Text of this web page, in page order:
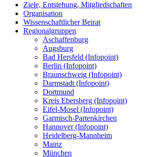
Ziele, Entstehung, Mitgliedschaften
Organisation
Wissenschaftlicher Beirat
Regionalgruppen
Aschaffenburg
Augsburg
Bad Hersfeld (Infopoint)
Berlin (Infopoint)
Braunschweig (Infopoint)
Darmstadt (Infopoint)
Dortmund
Kreis Ebersberg (Infopoint)
Eifel-Mosel (Infopoint)
Garmisch-Partenkirchen
Hannover (Infopoint)
Heidelberg-Mannheim
Mainz
München